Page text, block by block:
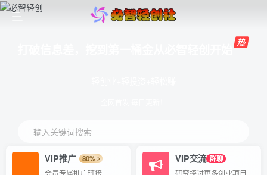
输入关键词搜索
VIP推广
80%
会员专属推广链接
VIP交流 群聊